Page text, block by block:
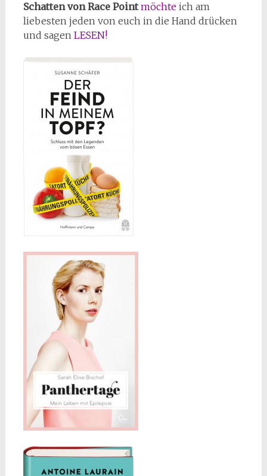
Schatten von Race Point möchteich am
liebesten jeden von euch in die Hand drücken
und sagen LESEN!